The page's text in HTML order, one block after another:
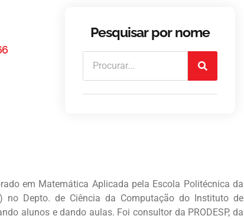
Pesquisar por nome
em Matemática Aplicada pela Escola Politécnica da
no Depto. de Ciência da Computação do Instituto de
alunos e dando aulas. Foi consultor da PRODESP, da